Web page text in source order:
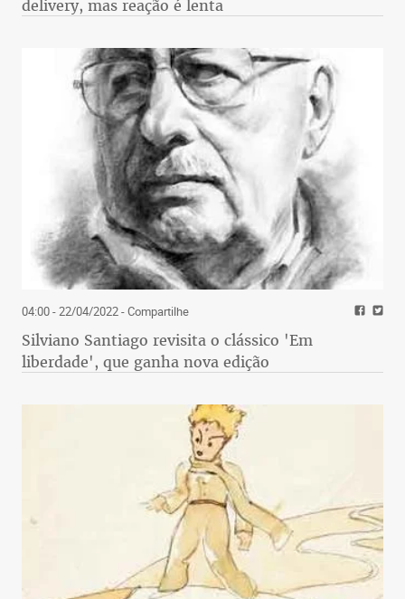
delivery, mas reação é lenta
04:00 - 22/04/2022- Compartilhe
Silviano Santiago revisita o clássico 'Em
liberdade', que ganha nova edição